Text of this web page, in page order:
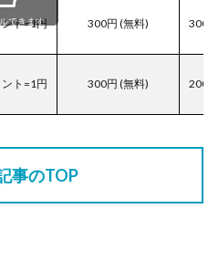
ト=1円 300円 (無料)
ト=1円 300円 (無料)
事のTOP
できます